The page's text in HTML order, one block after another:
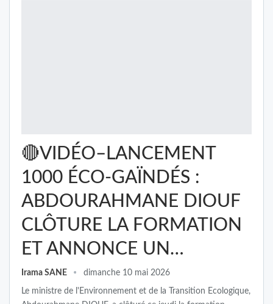
🔴VIDÉO–LANCEMENT
1000 ÉCO-GAÏNDÉS :
ABDOURAHMANE DIOUF
CLÔTURE LA FORMATION
ET ANNONCE UN…
Irama SANE dimanche 10 mai 2026
Le ministre de l'Environnement et de la Transition Ecologique,